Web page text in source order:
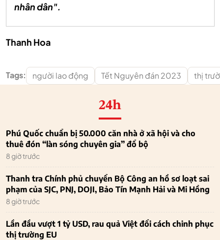
nhân dân".
Thanh Hoa
Tags: người lao động Tết Nguyên đán 2023 thị
24h
Phú Quốc chuẩn bị 50.000 căn nhà ở xã hội và cho
thuê đón “làn sóng chuyên gia” đổ bộ
8 giờ trước
Thanh tra Chính phủ chuyển Bộ Công an hồ sơ loạt sai
phạm của SJC, PNJ, DOJI, Bảo Tín Mạnh Hải và Mi Hồng
8 giờ trước
Lần đầu vượt 1 tỷ USD, rau quả Việt đổi cách chinh phục
thị trường EU